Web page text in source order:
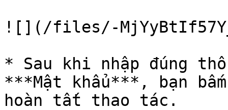
![](/files/-
* Sau khi nhập đúng
***Mật khẩu***, bạn
hoàn tất thao tác.